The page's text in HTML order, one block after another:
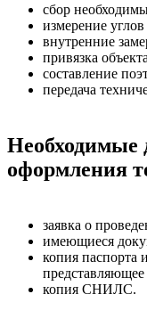
сбор
измерение
внутренние
привязка
составление
передача
Необходимые
оформления
заявка о
имеющиеся
копия паспорта
представляющее
копия СНИЛС.